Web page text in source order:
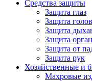
Средства защиты
Защита глаз
Защита
Защита
Защита
Защита от
Защита рук
Хозяйственные и
Махровые